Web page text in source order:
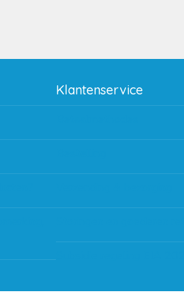
Klantenservice
Subsidie regeling EIA 2020